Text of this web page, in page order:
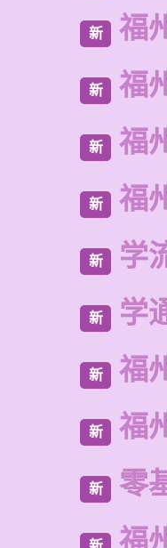
新 福
新 福
新 福
新 福
新 学
新 学
新 福
新 福
新 零
福